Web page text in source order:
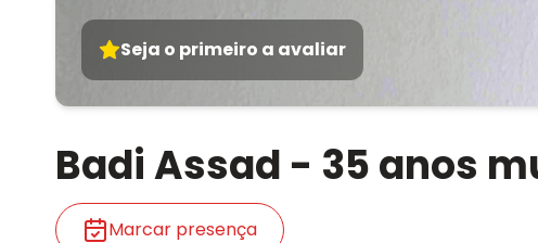
Seja o primeiro a avaliar
Badi Assad - 35 anos
Marcar presença